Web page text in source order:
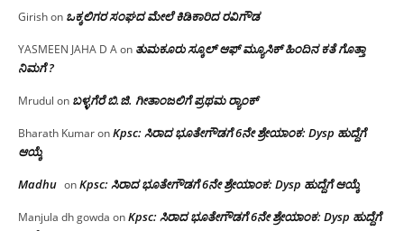
Girishon ಒಕ್ಕಲಿಗರ ಸಂಘದ ಮೇಲೆ ಕಿಡಿಕಾರಿದ ರವಿಗೌಡ
YASMEEN JAHA D Aon ತುಮಕೂರು ಸ್ಕೂಲ್ ಆಫ್ ಮ್ಯೂಸಿಕ್ ಹಿಂದಿನ ಕತೆ ಗೊತ್ತಾ
ನಿಮಗೆ ?
Mrudul on ಬಳ್ಳಗೆರೆ ಬಿ.ಜಿ. ಗೀತಾಂಜಲಿಗೆ ಪ್ರಥಮ ರ‌್ಯಾಂಕ್
Bharath KumaronKpsc: ಸಿರಾದ ಭೂತೇಗೌಡಗೆ 6ನೇ ಶ್ರೇಯಾಂಕ: Dysp ಹುದ್ದೆಗೆ
ಆಯ್ಕೆ
Madhu onKpsc: ಸಿರಾದ ಭೂತೇಗೌಡಗೆ 6ನೇ ಶ್ರೇಯಾಂಕ: Dysp ಹುದ್ದೆಗೆ ಆಯ್ಕೆ
Manjula dh gowda onKpsc: ಸಿರಾದ ಭೂತೇಗೌಡಗೆ 6ನೇ ಶ್ರೇಯಾಂಕ: Dysp ಹುದ್ದೆಗೆ